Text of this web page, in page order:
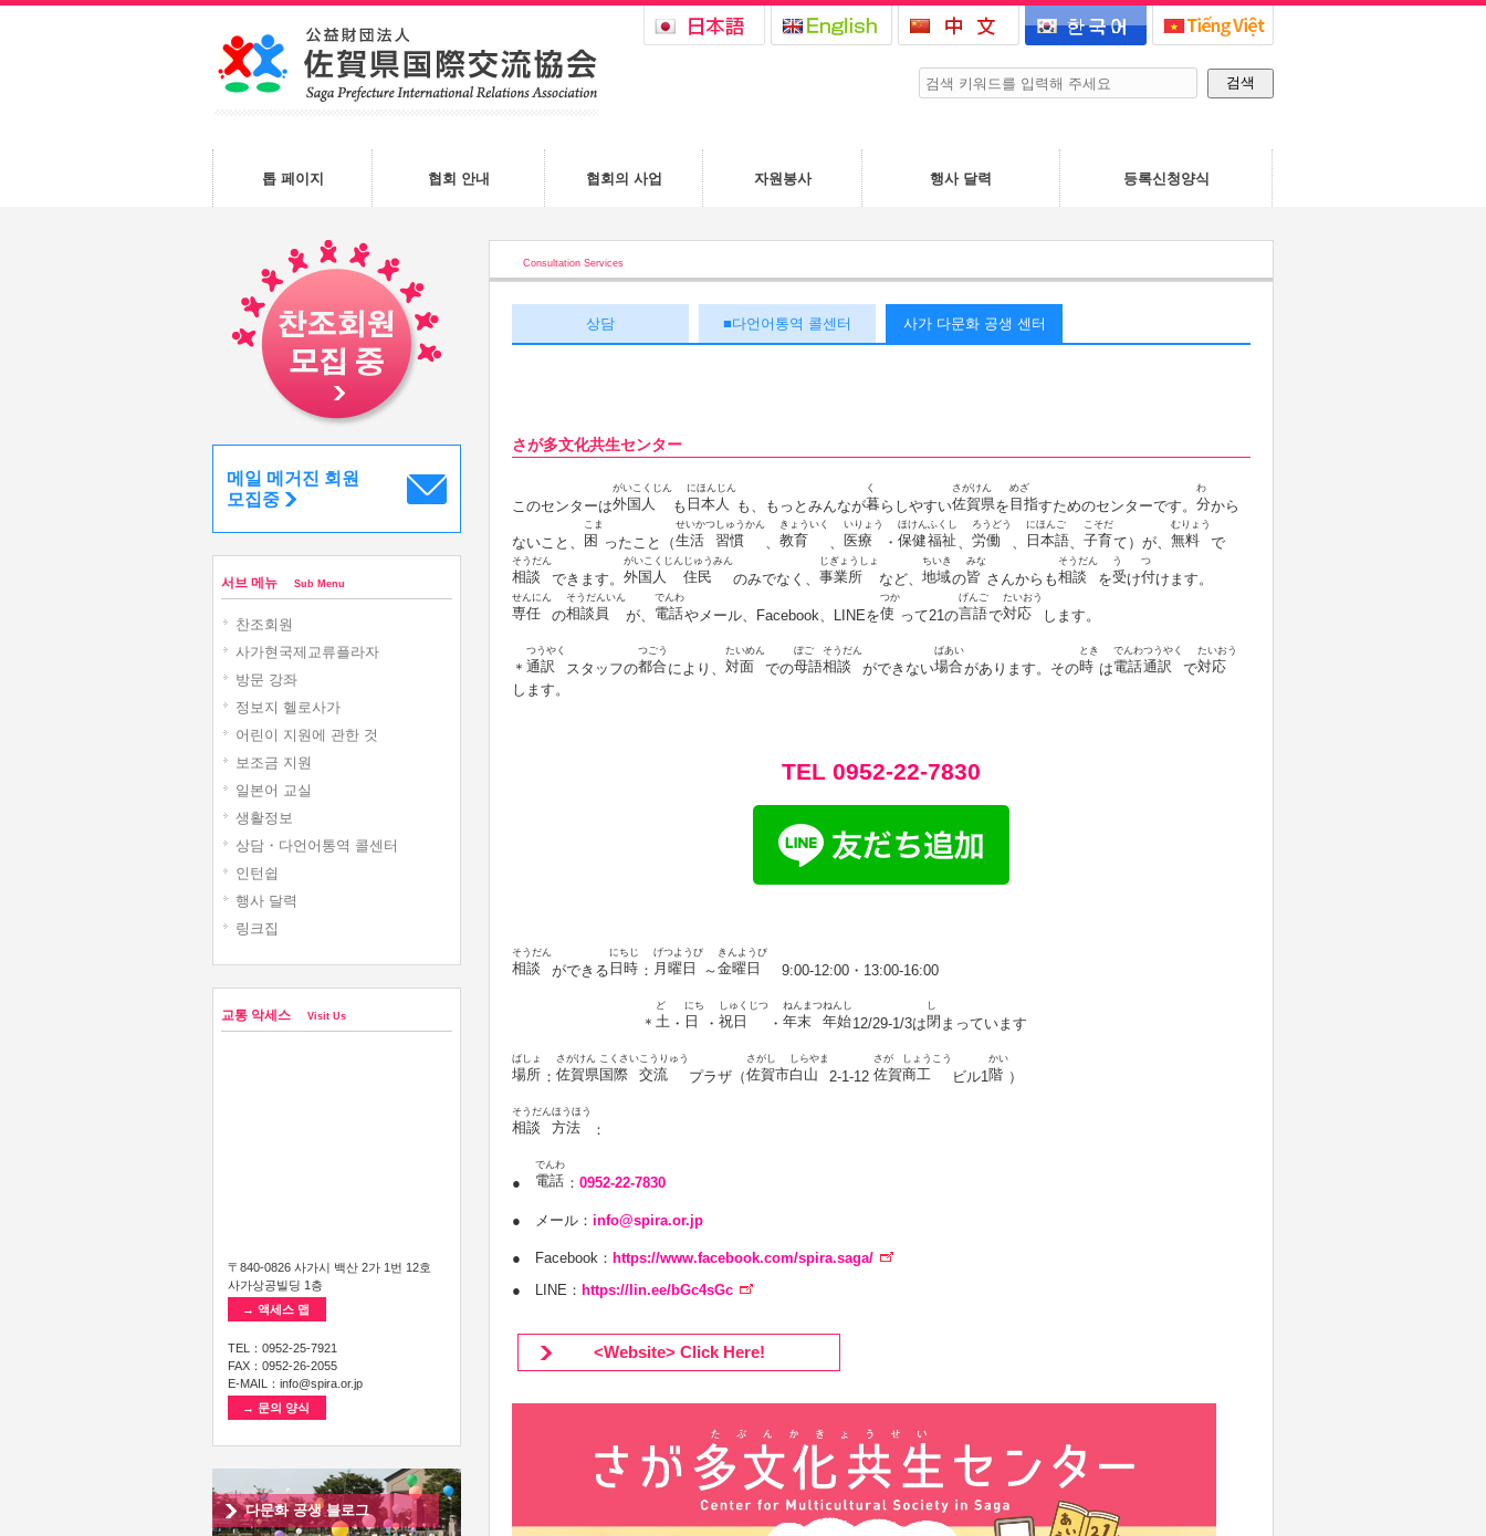
톱 페이지 협회 안내 협회의 사업 자원봉사 행사 달력 등록신청양식
Consultation Services
상담 ■다언어통역 콜센터 사가 다문화 공생 센터
さが多文化共生センター
このセンターは外国人
がいこくじん
も 日本人
にほんじん
も、もっとみんなが暮
く
らしやすい佐賀県
さがけん
を 目指
めざ
すためのセンターです。 分
わ
から
ないこと、 困
こま
ったこと（生活
せいかつ
習慣
しゅうかん
、 教育
きょういく
、 医療
いりょう
・ 保健
ほけん
福祉
ふくし
、 労働
ろうどう
、 日本語
にほんご
、 子育
こそだ
て）が、 無料
むりょう
で
相談
そうだん
できます。 外国人
がいこくじん
住民
じゅうみん
のみでなく、 事業所
じぎょうしょ
など、 地域
ちいき
の皆
みな
さんからも相談
そうだん
を受
う
け付
つ
けます。
専任
せんにん
の相談員
そうだんいん
が、 電話
でんわ
やメール、Facebook、LINEを使
つか
って21の言語
げんご
で対応
たいおう
します。
＊ 通訳
つうやく
スタッフの都合
つごう
により、 対面
たいめん
での母語
ぼご
相談
そうだん
ができない場合
ばあい
があります。その時
とき
は電話
でんわ
通訳
つうやく
で対応
たいおう
します。
TEL 0952-22-7830
相談
そうだん
ができる 日時
にちじ
： 月曜日
げつようび
～ 金曜日
きんようび
9:00-12:00・13:00-16:00
＊ 土
ど
・ 日
にち
・ 祝日
しゅくじつ
・ 年末
ねんまつ
年始
ねんし
12/29-1/3は閉
し
まっています
場所
ばしょ
： 佐賀県
さがけん
国際
こくさい
交流
こうりゅう
プラザ（佐賀市
さがし
白山
しらやま
2-1-12 佐賀
さが
商工
しょうこう
ビル1階
かい
）
相談
そうだん
方法
ほうほう
：
● 電話
でんわ
： 0952-22-7830
● メール： info@spira.or.jp
● Facebook： https://www.facebook.com/spira.saga/
● LINE： https://lin.ee/bGc4sGc
<Website> Click Here!
메일 메거진 회원
모집중
서브 메뉴 Sub Menu
찬조회원
사가현국제교류플라자
방문 강좌
정보지 헬로사가
어린이 지원에 관한 것
보조금 지원
일본어 교실
생활정보
상담・다언어통역 콜센터
인턴쉽
행사 달력
링크집
교통 악세스 Visit Us
〒840-0826 사가시 백산 2가 1번 12호
사가상공빌딩 1층
→ 액세스 맵
TEL：0952-25-7921
FAX：0952-26-2055
E-MAIL：info@spira.or.jp
→ 문의 양식
다문화 공생 블로그